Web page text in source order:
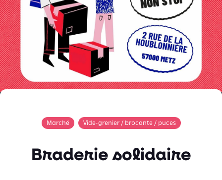
Marché Vide-grenier / brocante / puces
Braderie solidaire